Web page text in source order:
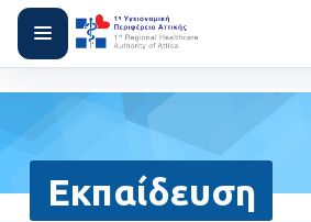
Εκπαίδευση